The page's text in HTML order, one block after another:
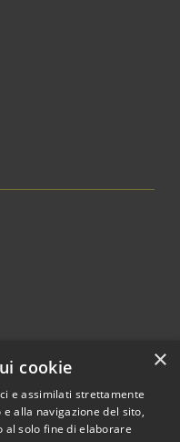
×
cookie
e assimilati strettamente
alla navigazione del sito,
al solo fine di elaborare